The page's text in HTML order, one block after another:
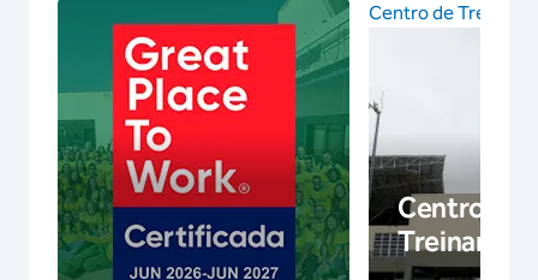
Centro de
Centro de